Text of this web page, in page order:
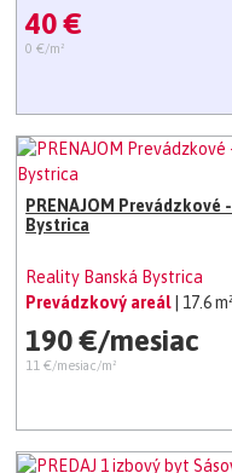
40 €
0 €/m²
PRENAJOM
Bystrica
Reality Banská Bystrica
Prevádzkový areál| 17.6 m²
190 €/mesiac
11 €/mesiac/m²